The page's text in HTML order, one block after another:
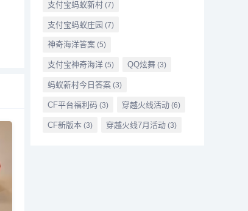
支付宝蚂蚁新村(7)
支付宝蚂蚁庄园 (7)
神奇海洋答案(5)
支付宝神奇海洋(5) QQ炫舞(3)
蚂蚁新村今日答案(3)
CF平台福利码 (3) 穿越火线活动(6)
CF新版本(3) 穿越火线7月活动(3)